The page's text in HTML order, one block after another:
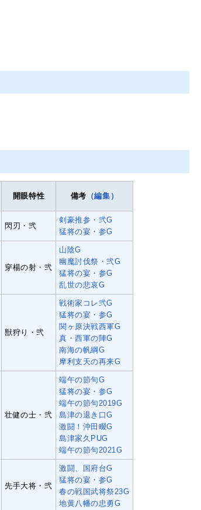
開眼特性 備考 （編集）
閃刃・弐
剣豪推参・弐G
猛将の宴・参G
穿楊の射・弐
山陰G
幽魔討伐祭・弐G
猛将の宴・参G
乱世の悲哀G
獣狩り・弐
戦術家コレ弐G
猛将の宴・参G
関ヶ原決戦西軍G
真・西軍の陣G
南海の帆綱G
摩利支天の再来G
壮健の士・弐
端午の節句G
猛将の宴・参G
端午の節句2019G
島津の退き口G
激闘！沖田畷G
島津家久PUG
端午の節句2021G
先手大将・弐
激闘、国府台G
猛将の宴・参G
春の戦国武将祭23G
地黄八幡の忠勇G